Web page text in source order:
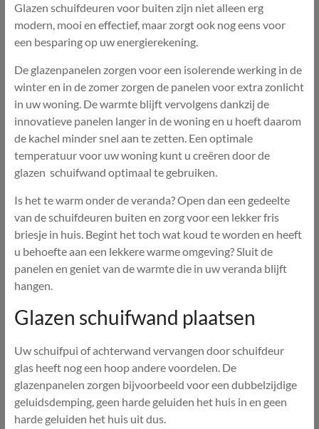
Glazen schuifdeuren voor buiten zijn niet alleen erg
modern, mooi en effectief, maar zorgt ook nog eens voor
een besparing op uw energierekening.
De glazenpanelen zorgen voor een isolerende werking in de
winter en in de zomer zorgen de panelen voor extra zonlicht
in uw woning. De warmte blijft vervolgens dankzij de
innovatieve panelen langer in de woning en u hoeft daarom
de kachel minder snel aan te zetten. Een optimale
temperatuur voor uw woning kunt u creëren door de
glazen schuifwand optimaal te gebruiken.
Is het te warm onder de veranda? Open dan een gedeelte
van de schuifdeuren buiten en zorg voor een lekker fris
briesje in huis. Begint het toch wat koud te worden en heeft
u behoefte aan een lekkere warme omgeving? Sluit de
panelen en geniet van de warmte die in uw veranda blijft
hangen.
Glazen schuifwand plaatsen
Uw schuifpui of achterwand vervangen door schuifdeur
glas heeft nog een hoop andere voordelen. De
glazenpanelen zorgen bijvoorbeeld voor een dubbelzijdige
geluidsdemping, geen harde geluiden het huis in en geen
harde geluiden het huis uit dus.